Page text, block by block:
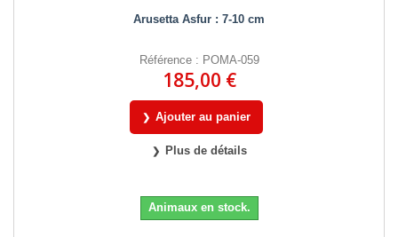
Arusetta Asfur : 7-10 cm
Référence : POMA-059
185,00 €
Ajouter au panier
Plus de détails
Animaux en stock.